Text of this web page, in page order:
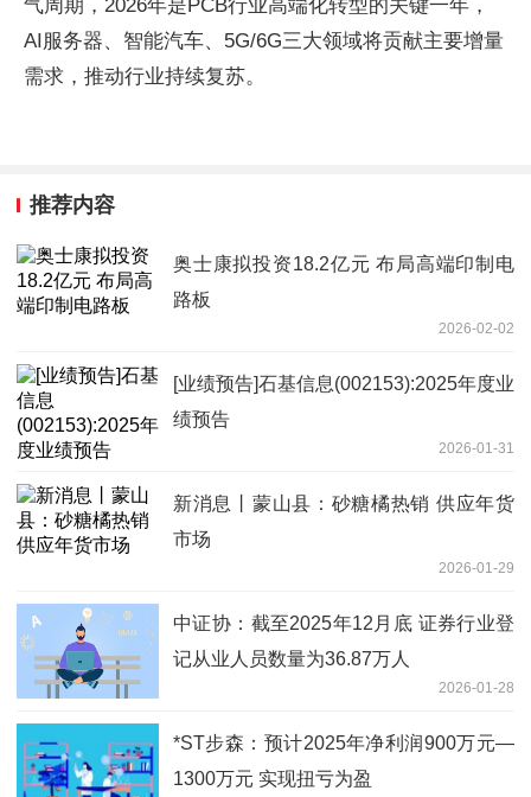
气周期，2026年是PCB行业高端化转型的关键一年，
AI服务器、智能汽车、5G/6G三大领域将贡献主要增量
需求，推动行业持续复苏。
推荐内容
奥士康拟投资18.2亿元 布局高端印制电
路板
2026-02-02
[业绩预告]石基信息(002153):2025年度业
绩预告
2026-01-31
新消息丨蒙山县：砂糖橘热销 供应年货
市场
2026-01-29
中证协：截至2025年12月底 证券行业登
记从业人员数量为36.87万人
2026-01-28
*ST步森：预计2025年净利润900万元—
1300万元 实现扭亏为盈